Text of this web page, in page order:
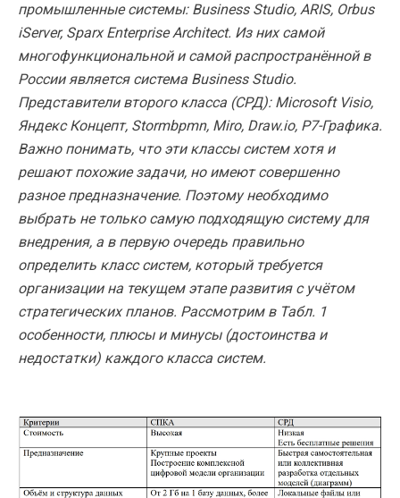
промышленные системы: Business Studio, ARIS, Orbus
iServer, Sparx Enterprise Architect. Из них самой
многофункциональной и самой распространённой в
России является система Business Studio.
Представители второго класса (СРД): Microsoft Visio,
Яндекс Концепт, Stormbpmn, Miro, Draw.io, Р7-Графика.
Важно понимать, что эти классы систем хотя и
решают похожие задачи, но имеют совершенно
разное предназначение. Поэтому необходимо
выбрать не только самую подходящую систему для
внедрения, а в первую очередь правильно
определить класс систем, который требуется
организации на текущем этапе развития с учётом
стратегических планов. Рассмотрим в Табл. 1
особенности, плюсы и минусы (достоинства и
недостатки) каждого класса систем.